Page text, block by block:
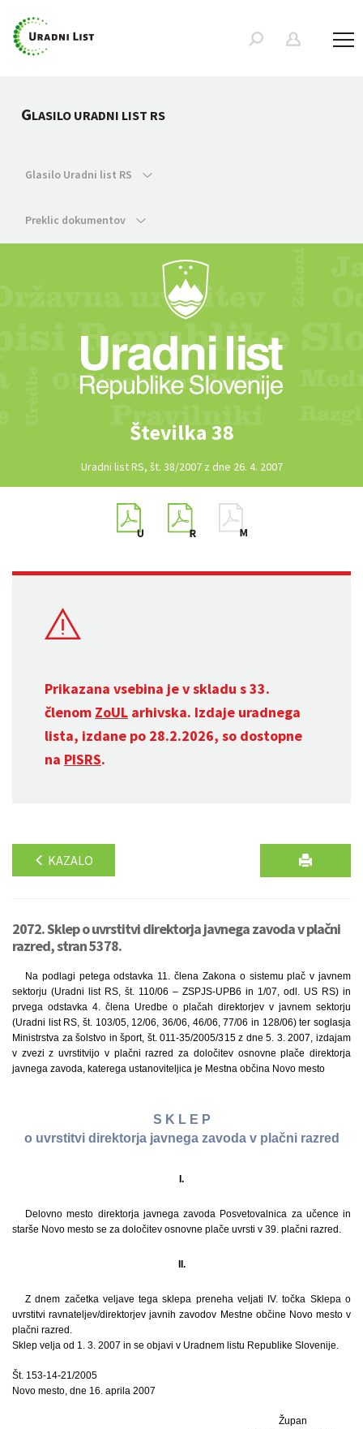
GLASILO URADNI LIST RS
Glasilo Uradni list RS
Preklic dokumentov
Številka 38
Uradni list RS, št. 38/2007 z dne 26. 4. 2007
Prikazana vsebina je v skladu s 33.
členom ZoUL arhivska. Izdaje uradnega
lista, izdane po 28.2.2026, so dostopne
na PISRS.
KAZALO
2072. Sklep o uvrstitvi direktorja javnega zavoda v plačni
razred, stran 5378.
Na podlagi petega odstavka 11. člena Zakona o sistemu plač v javnem
sektorju (Uradni list RS, št. 110/06 – ZSPJS-UPB6 in 1/07, odl. US RS) in
prvega odstavka 4. člena Uredbe o plačah direktorjev v javnem sektorju
(Uradni list RS, št. 103/05, 12/06, 36/06, 46/06, 77/06 in 128/06) ter soglasja
Ministrstva za šolstvo in šport, št. 011-35/2005/315 z dne 5. 3. 2007, izdajam
v zvezi z uvrstitvijo v plačni razred za določitev osnovne plače direktorja
javnega zavoda, katerega ustanoviteljica je Mestna občina Novo mesto
S K L E P
o uvrstitvi direktorja javnega zavoda v plačni razred
I.
Delovno mesto direktorja javnega zavoda Posvetovalnica za učence in
starše Novo mesto se za določitev osnovne plače uvrsti v 39. plačni razred.
II.
Z dnem začetka veljave tega sklepa preneha veljati IV. točka Sklepa o
uvrstitvi ravnateljev/direktorjev javnih zavodov Mestne občine Novo mesto v
plačni razred.
Sklep velja od 1. 3. 2007 in se objavi v Uradnem listu Republike Slovenije.
Št. 153-14-21/2005
Novo mesto, dne 16. aprila 2007
Župan